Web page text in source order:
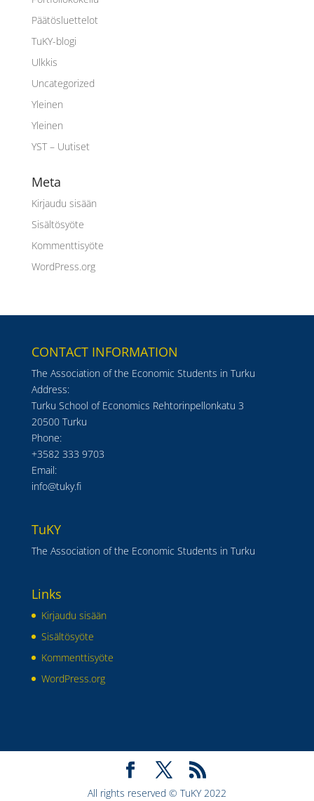
Päätösluettelot
TuKY-blogi
Ulkkis
Uncategorized
Yleinen
Yleinen
YST – Uutiset
Meta
Kirjaudu sisään
Sisältösyöte
Kommenttisyöte
WordPress.org
CONTACT INFORMATION
The Association of the Economic Students in Turku
Address:
Turku School of Economics Rehtorinpellonkatu 3
20500 Turku
Phone:
+3582 333 9703
Email:
info@tuky.fi
TuKY
The Association of the Economic Students in Turku
Links
Kirjaudu sisään
Sisältösyöte
Kommenttisyöte
WordPress.org
All rights reserved © TuKY 2022